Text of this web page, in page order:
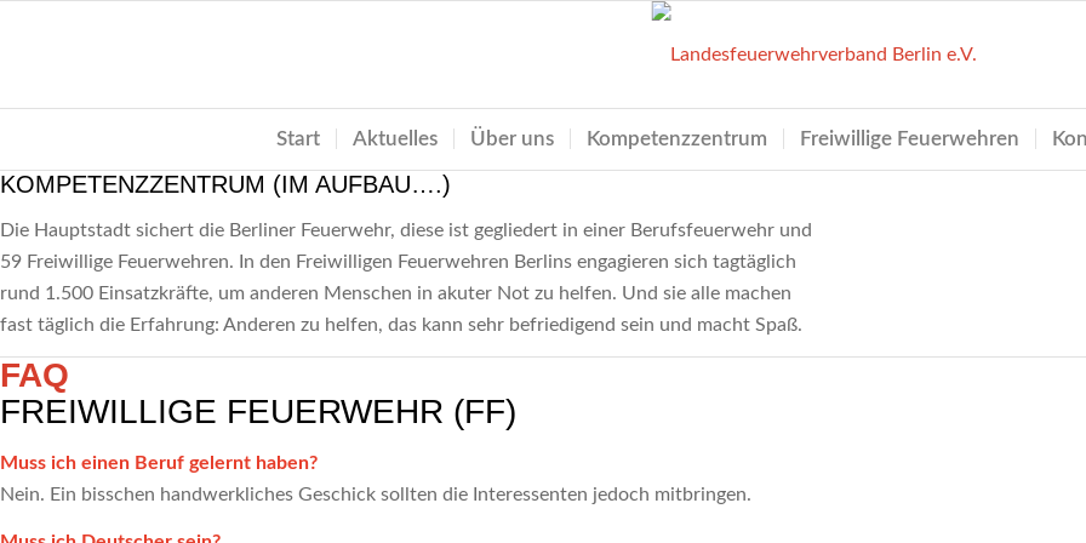
Start Aktuelles Über uns Kompetenzzentrum Freiwillige Feuerwehren
KOMPETENZZENTRUM (IM AUFBAU….)
Die Hauptstadt sichert die Berliner Feuerwehr, diese ist gegliedert in einer Berufsfeuerwehr und
59 Freiwillige Feuerwehren. In den Freiwilligen Feuerwehren Berlins engagieren sich tagtäglich
rund 1.500 Einsatzkräfte, um anderen Menschen in akuter Not zu helfen. Und sie alle machen
fast täglich die Erfahrung: Anderen zu helfen, das kann sehr befriedigend sein und macht Spaß.
FAQ
FREIWILLIGE FEUERWEHR (FF)
Muss ich einen Beruf gelernt haben?
Nein. Ein bisschen handwerkliches Geschick sollten die Interessenten jedoch mitbringen.